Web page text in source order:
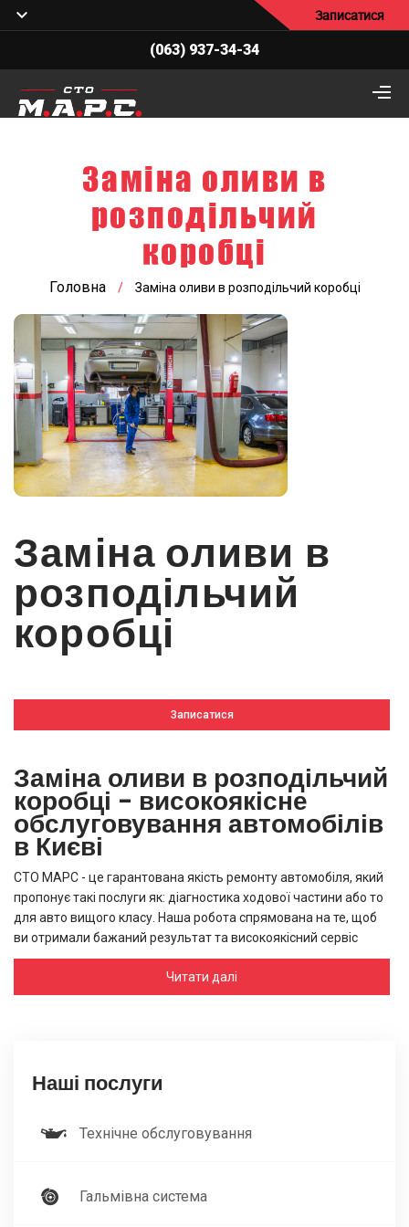
Записатися
(063) 937-34-34
Заміна оливи в
розподільчий
коробці
Головна / Заміна оливи в розподільчий коробці
Наші послуги
Технічне обслуговування
Гальмівна система
Заміна оливи в
розподільчий
коробці
Записатися
Заміна оливи в розподільчий
коробці - високоякісне
обслуговування автомобілів
в Києві
СТО МАРС - це гарантована якість ремонту автомобіля, який
пропонує такі послуги як: діагностика ходової частини або то
для авто вищого класу. Наша робота спрямована на те, щоб
ви отримали бажаний результат та високоякісний сервіс
автомобіля. Для того, щоб розібратися, якаціна
скільки коштує заміна масла в машині
запитайте нашого консультанта по телефону, наша команда
Заміна оливи в розподільчий
коробці - дорога до
надійного обслуговування
уважно доглядати за авто для того, щоб ви могли їхати з
Читати далі